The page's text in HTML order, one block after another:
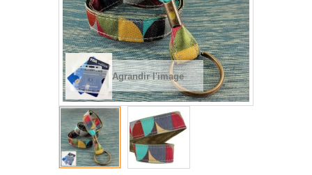
Agrandir l'image